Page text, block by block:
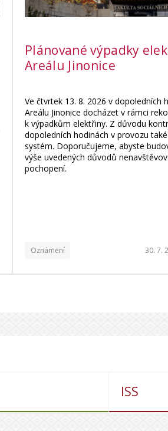
Plánované výpadky
Areálu Jinonice
Ve čtvrtek 13. 8. 2026 v dopoledních
Areálu Jinonice docházet v rámci
k výpadkům elektřiny. Z důvodu
dopoledních hodinách v provozu
systém. Doporučujeme, abyste
výše uvedených důvodů
pochopení.
Oznámení 30. 7.
ISS